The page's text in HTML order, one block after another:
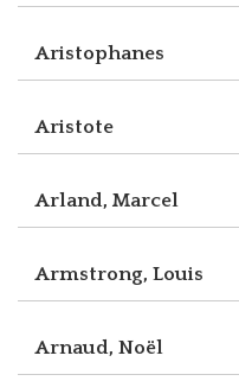
Aristophanes
Aristote
Arland, Marcel
Armstrong, Louis
Arnaud, Noël